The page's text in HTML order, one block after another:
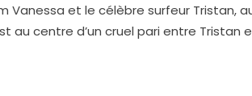
et le célèbre surfeur Tristan,
centre d’un cruel pari entre Tristan